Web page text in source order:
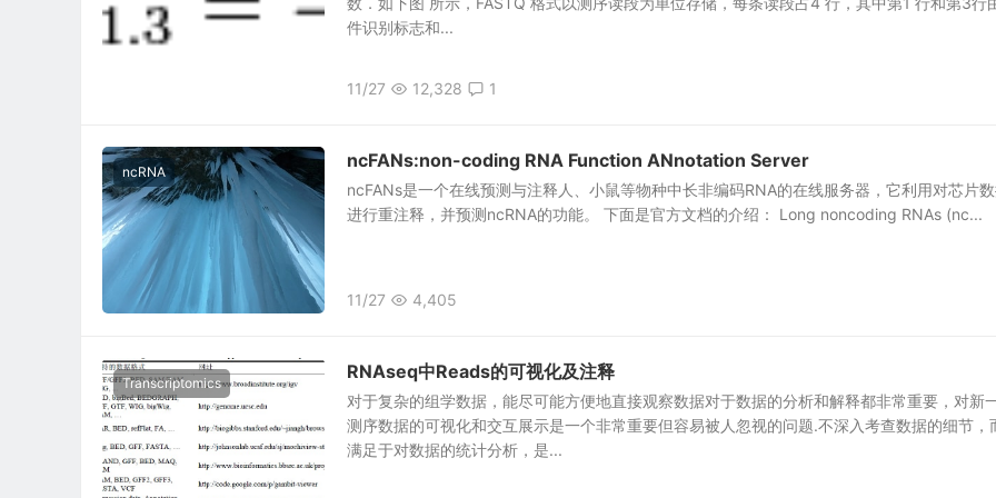
件识别标志和...
11/27 12,328 1
ncRNA
ncFANs:non-coding RNA Function ANnotation Server
ncFANs是一个在线预测与注释人、小鼠等物种中长非编码RNA的在线服务器，它利用对芯片
进行重注释，并预测ncRNA的功能。 下面是官方文档的介绍： Long noncoding RNAs (nc...
11/27 4,405
Transcriptomics
RNAseq中Reads的可视化及注释
对于复杂的组学数据，能尽可能方便地直接观察数据对于数据的分析和解释都非常重要，对新
测序数据的可视化和交互展示是一个非常重要但容易被人忽视的问题.不深入考查数据的细节，
满足于对数据的统计分析，是...